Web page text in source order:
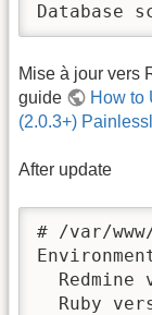
Database
Mise à jour vers
guide
How to
(2.0.3+)
After update
# /var/
Redmine
Ruby